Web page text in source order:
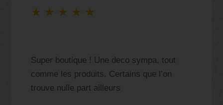
★ ★ ★ ★ ★
Super boutique ! Une deco sympa, tout
comme les produits. Certains que l’on
trouve nulle part ailleurs